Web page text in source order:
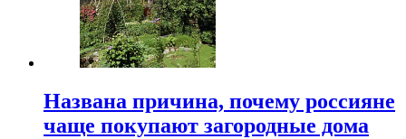
Названа причина, почему россияне
чаще покупают загородные дома